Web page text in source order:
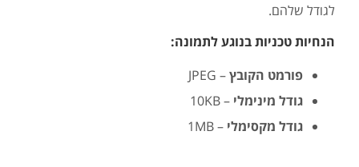
לגודל שלהם.
הנחיות טכניות בנוגע לתמונה:
פורמט הקובץ– JPEG
גודל מינימלי – 10KB
גודל מקסימלי – 1MB